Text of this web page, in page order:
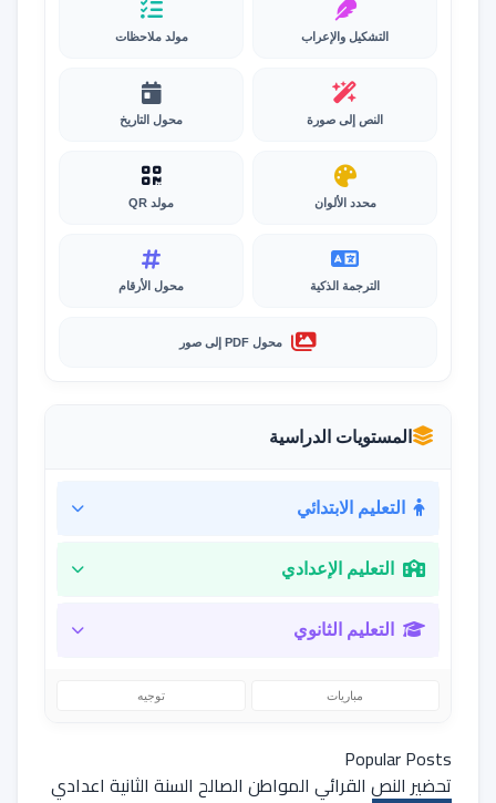
التشكيل والإعراب مولد ملاحظات
النص إلى صورة محول التاريخ
محدد الألوان مولد QR
الترجمة الذكية محول الأرقام
محول PDF إلى صور
المستويات الدراسية
التعليم الابتدائي
التعليم الإعدادي
التعليم الثانوي
مباريات توجيه
Popular Posts
تحضير النص القرائي المواطن الصالح السنة الثانية اعدادي